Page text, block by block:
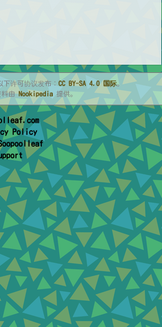
下许可协议发布： CC BY-SA 4.0 国际。
料由Nookipedia 提供。
Policy